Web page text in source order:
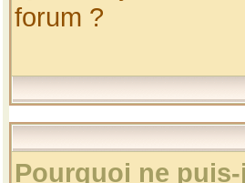
forum ?
Pourquoi ne